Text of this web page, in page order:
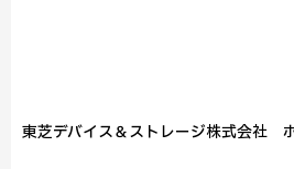
東芝デバイス＆ストレージ株式会社